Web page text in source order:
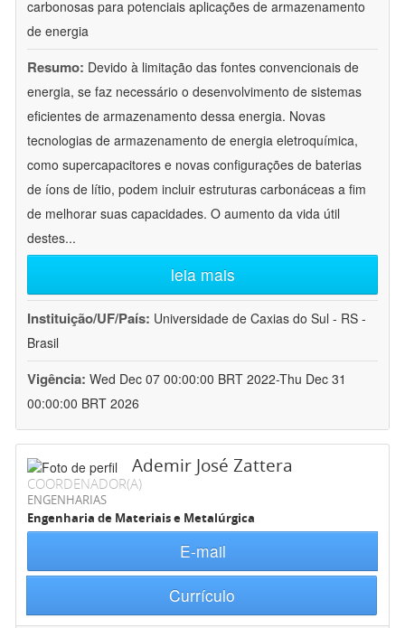
carbonosas para potenciais aplicações de armazenamento
de energia
Resumo: Devido à limitação das fontes convencionais de
energia, se faz necessário o desenvolvimento de sistemas
eficientes de armazenamento dessa energia. Novas
tecnologias de armazenamento de energia eletroquímica,
como supercapacitores e novas configurações de baterias
de íons de lítio, podem incluir estruturas carbonáceas a fim
de melhorar suas capacidades. O aumento da vida útil
destes...
leia mais
Instituição/UF/País: Universidade de Caxias do Sul - RS -
Brasil
Vigência: Wed Dec 07 00:00:00 BRT 2022-Thu Dec 31
00:00:00 BRT 2026
Ademir José Zattera
COORDENADOR(A)
ENGENHARIAS
Engenharia de Materiais e Metalúrgica
E-mail
Currículo